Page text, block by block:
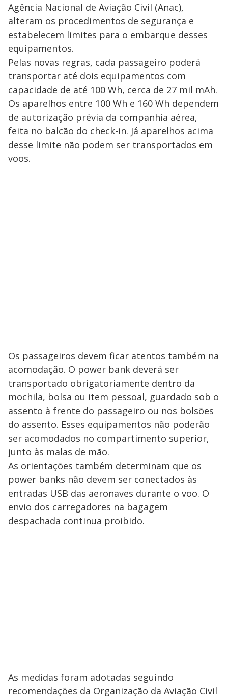
Agência Nacional de Aviação Civil (Anac),
alteram os procedimentos de segurança e
estabelecem limites para o embarque desses
equipamentos.
Pelas novas regras, cada passageiro poderá
transportar até dois equipamentos com
capacidade de até 100 Wh, cerca de 27 mil mAh.
Os aparelhos entre 100 Wh e 160 Wh dependem
de autorização prévia da companhia aérea,
feita no balcão do check-in. Já aparelhos acima
desse limite não podem ser transportados em
voos.
Os passageiros devem ficar atentos também na
acomodação. O power bank deverá ser
transportado obrigatoriamente dentro da
mochila, bolsa ou item pessoal, guardado sob o
assento à frente do passageiro ou nos bolsões
do assento. Esses equipamentos não poderão
ser acomodados no compartimento superior,
junto às malas de mão.
As orientações também determinam que os
power banks não devem ser conectados às
entradas USB das aeronaves durante o voo. O
envio dos carregadores na bagagem
despachada continua proibido.
As medidas foram adotadas seguindo
recomendações da Organização da Aviação Civil